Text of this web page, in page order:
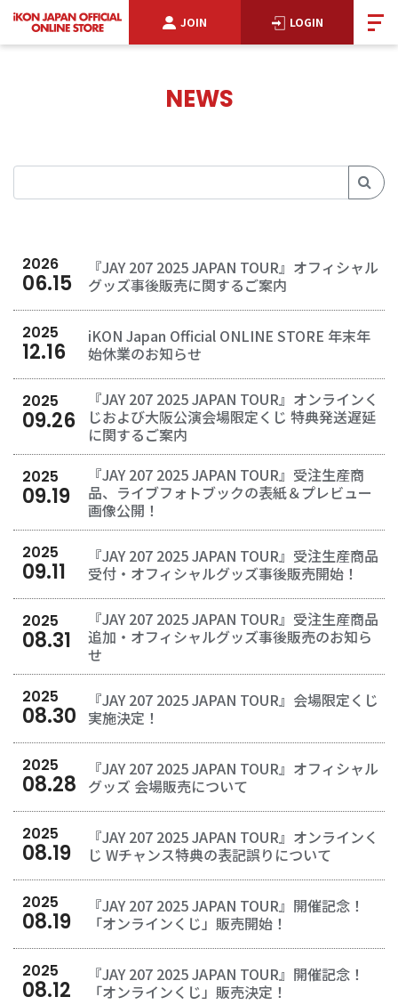
JOIN LOGIN
NEWS
2026
06.15
『JAY 207 2025 JAPAN TOUR』オフィシャル
グッズ事後販売に関するご案内
2025
12.16
iKON Japan Official ONLINE STORE 年末年
始休業のお知らせ
2025
09.26
『JAY 207 2025 JAPAN TOUR』オンラインく
じおよび大阪公演会場限定くじ 特典発送遅延
に関するご案内
2025
09.19
『JAY 207 2025 JAPAN TOUR』受注生産商
品、ライブフォトブックの表紙＆プレビュー
画像公開！
2025
09.11
『JAY 207 2025 JAPAN TOUR』受注生産商品
受付・オフィシャルグッズ事後販売開始！
2025
08.31
『JAY 207 2025 JAPAN TOUR』受注生産商品
追加・オフィシャルグッズ事後販売のお知ら
せ
2025
08.30
『JAY 207 2025 JAPAN TOUR』会場限定くじ
実施決定！
2025
08.28
『JAY 207 2025 JAPAN TOUR』オフィシャル
グッズ 会場販売について
2025
08.19
『JAY 207 2025 JAPAN TOUR』オンラインく
じ Wチャンス特典の表記誤りについて
2025
08.19
『JAY 207 2025 JAPAN TOUR』開催記念！
「オンラインくじ」販売開始！
2025
08.12
『JAY 207 2025 JAPAN TOUR』開催記念！
「オンラインくじ」販売決定！